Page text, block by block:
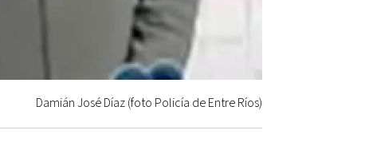
Damián José Díaz (foto Policía de Entre Ríos)